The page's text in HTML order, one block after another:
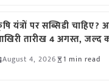
यंत्रों पर सब्सिडी
तारीख 4 अगस्त, जल्द
August 4, 2026 1 min read